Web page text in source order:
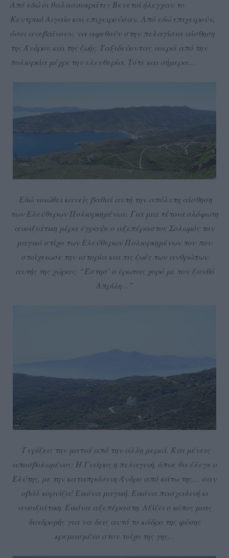
Από εδώ οι θαλασσοκράτες Βενετοί ήλεγχαν το
Κεντρικό Αιγαίο και επιχειρούσαν. Από εδώ επιχειρούν,
όσοι ανεβαίνουν, να αφεθούν στην πελαγίσια αίσθηση
της Άνδρου και της ζωής. Ταξιδεύοντας νοερά από την
πολιορκία μέχρι την ελευθερία. Τότε και σήμερα…
Εδώ νοιώθει κανείς βαθιά αυτή την απόλυτη αίσθηση
των Ελεύθερων Πολιορκημένων. Για μια τέτοια ολόφωτη
ανοιξιάτικη μέρα έγραψε ο αξεπέραστος Σολωμός τον
μαγικό στίχο των Ελεύθερων Πολιορκημένων του που
στοίχειωσε την ιστορία και τις ζωές των ανθρώπων
αυτής της χώρας: “Έστησ’ ο έρωτας χορό με τον ξανθό
Απρίλη…”
Γυρίζεις την ματιά από την άλλη μεριά. Και μένεις
αποσβολωμένος: Η Γυάρος η πελαγινή, όπως θα έλεγε ο
Ελύτης, με την καταπράσινη Άνδρο από κάτω της… σαν
οβάλ κορνίζα! Εικόνα μαγική. Εικόνα πασχαλινή κι
ανοιξιάτικη. Εικόνα αξεπέραστη. Αξίζει ο κόπος μιας
διαδρομής για να δεις αυτό το κάδρο της φύσης
κρεμασμένο στον τοίχο της γης…